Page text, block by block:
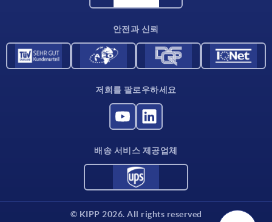
안전과 신뢰
저희를 팔로우하세요
배송 서비스 제공업체
© KIPP 2026. All rights reserved